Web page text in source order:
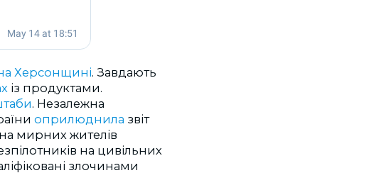
Херсонщині. Завдають
із продуктами.
. Незалежна
оприлюднила звіт
мирних жителів
на цивільних
злочинами